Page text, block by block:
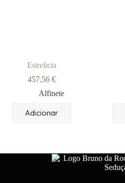
Estrelicia
457,56 €
Alfinete
Adicionar